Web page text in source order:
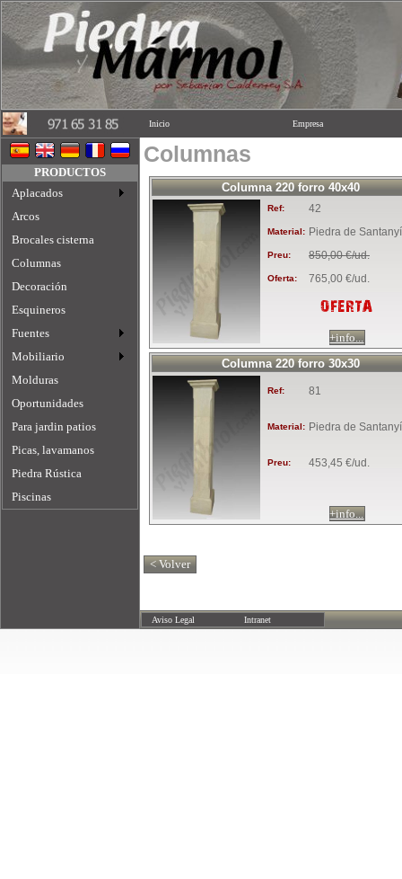
Inicio Empresa
PRODUCTOS
Aplacados
Arcos
Brocales cisterna
Columnas
Decoración
Esquineros
Fuentes
Mobiliario
Molduras
Oportunidades
Para jardin patios
Picas, lavamanos
Piedra Rústica
Piscinas
Columnas
Columna 220 forro 40x40
Ref: 42
Material: Piedra de Santanyí
Preu: 850,00 €/ud.
Oferta: 765,00 €/ud.
OFERTA
+info...
Columna 220 forro 30x30
Ref: 81
Material: Piedra de Santanyí
Preu: 453,45 €/ud.
+info...
Aviso Legal Intranet